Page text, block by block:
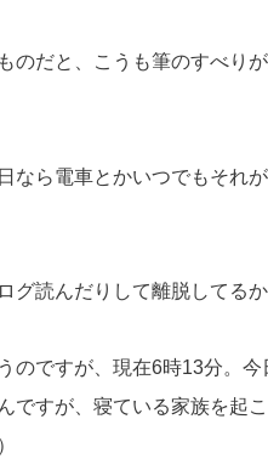
のだと、こうも筆のすべり
ら電車とかいつでもそれが
読んだりして離脱してるか
のですが、現在6時13分。今
ですが、寝ている家族を起